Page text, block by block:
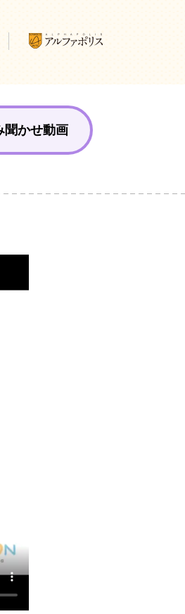
聞かせ動画